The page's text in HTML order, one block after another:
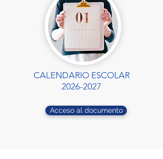
CALENDARIO ESCOLAR
2026-2027
Acceso al documento